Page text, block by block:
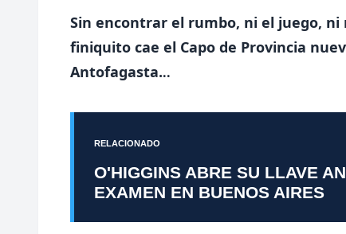
Sin encontrar el rumbo, ni el juego, ni
finiquito cae el Capo de Provincia
Antofagasta...
RELACIONADO
O'HIGGINS ABRE SU LLAVE
EXAMEN EN BUENOS AIRES